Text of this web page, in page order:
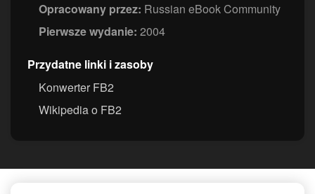
Opracowany przez: Russian eBook Community
Pierwsze wydanie: 2004
Przydatne linki i zasoby
Konwerter FB2
Wikipedia o FB2